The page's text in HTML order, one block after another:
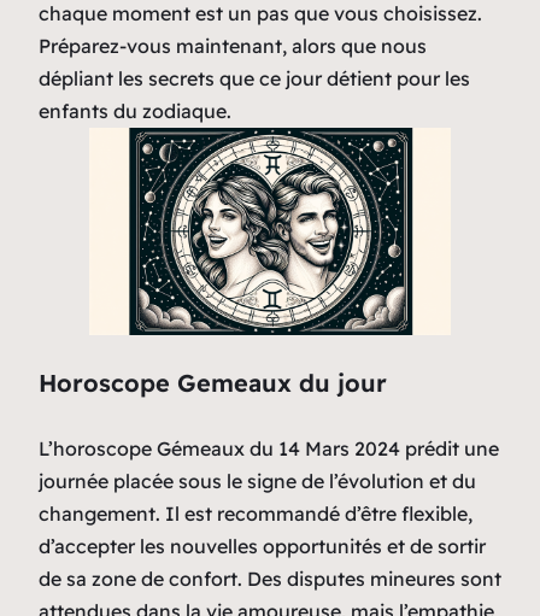
chaque moment est un pas que vous choisissez.
Préparez-vous maintenant, alors que nous
dépliant les secrets que ce jour détient pour les
enfants du zodiaque.
Horoscope Gemeaux du jour
L’horoscope Gémeaux du 14 Mars 2024 prédit une
journée placée sous le signe de l’évolution et du
changement. Il est recommandé d’être flexible,
d’accepter les nouvelles opportunités et de sortir
de sa zone de confort. Des disputes mineures sont
attendues dans la vie amoureuse, mais l’empathie